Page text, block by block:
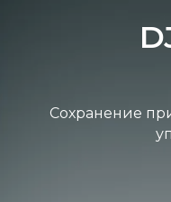
Сохранение